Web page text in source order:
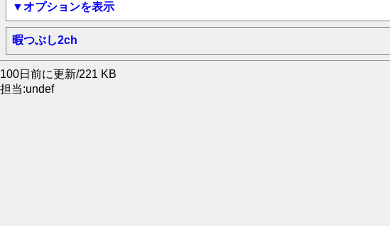
▼オプションを表示
暇つぶし2ch
100日前に更新/221 KB
担当:undef